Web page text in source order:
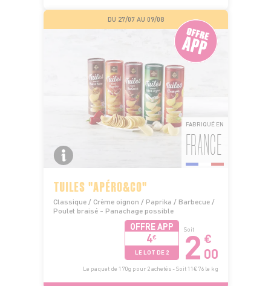
DU 27/07 AU 09/08
FABRIQUÉ EN
FRANCE
TUILES "APÉRO&CO"
Classique / Crème oignon / Paprika / Barbecue /
Poulet braisé - Panachage possible
OFFRE APP
4€
LE LOT DE 2
Soit
2 €
00
Le paquet de 170g pour 2 achetés - Soit 11€76 le kg